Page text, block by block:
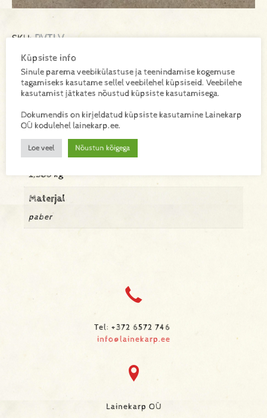
SKU: PVTLV
Lisa toode päringukorvi
Lisainfo
Kaal
2,386 kg
Materjal
paber
Küpsiste info
Sinule parema veebikülastuse ja teenindamise kogemuse
tagamiseks kasutame sellel veebilehel küpsiseid. Veebilehe
kasutamist jätkates nõustud küpsiste kasutamisega.
Dokumendis on kirjeldatud küpsiste kasutamine Lainekarp
OÜ kodulehel lainekarp.ee.
Loe veel Nõustun kõigega
Tel: +372 6572 746
info@lainekarp.ee
Lainekarp OÜ